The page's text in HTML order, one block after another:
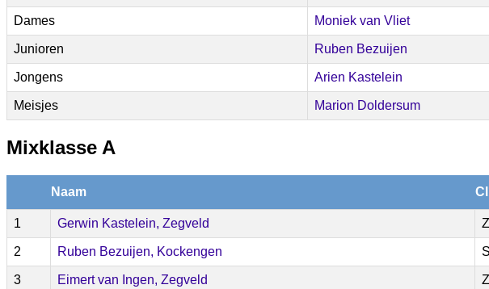
Dames Moniek van Vliet
Junioren Ruben Bezuijen
Jongens Arien Kastelein
Meisjes Marion Doldersum
Mixklasse A
Naam
1 Gerwin Kastelein, Zegveld
2 Ruben Bezuijen, Kockengen
3 Eimert van Ingen, Zegveld